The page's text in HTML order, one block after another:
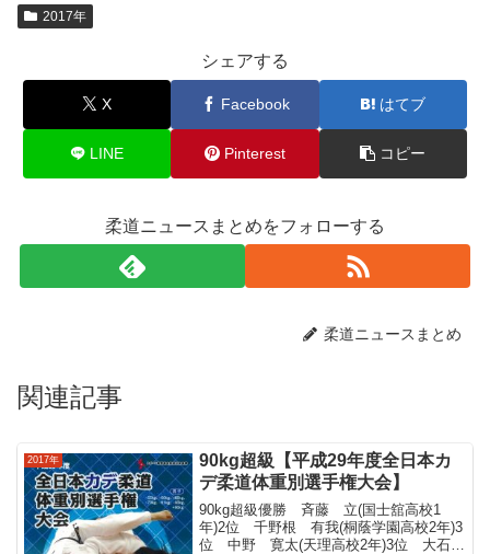
2017年
シェアする
X Facebook はてブ
LINE Pinterest コピー
柔道ニュースまとめをフォローする
柔道ニュースまとめ
関連記事
2017年
90kg超級【平成29年度全日本カ
デ柔道体重別選手権大会】
90kg超級優勝 斉藤 立(国士舘高校1
年)2位 千野根 有我(桐蔭学園高校2年)3
位 中野 寛太(天理高校2年)3位 大石